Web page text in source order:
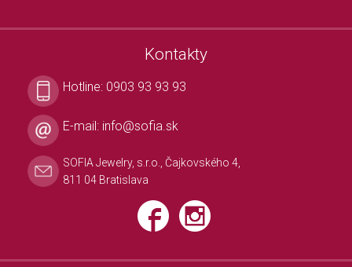
Kontakty
Hotline: 0903 93 93 93
E-mail: info@sofia.sk
SOFIA Jewelry, s.r.o., Čajkovského 4,
811 04 Bratislava